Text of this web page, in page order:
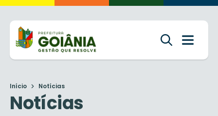
Início Notícias
Notícias